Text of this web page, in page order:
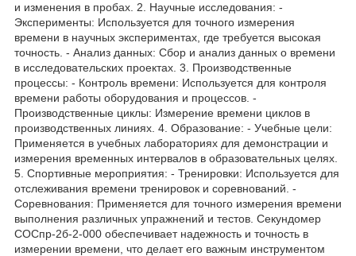
и изменения в пробах. 2. Научные исследования: -
Эксперименты: Используется для точного измерения
времени в научных экспериментах, где требуется высокая
точность. - Анализ данных: Сбор и анализ данных о времени
в исследовательских проектах. 3. Производственные
процессы: - Контроль времени: Используется для контроля
времени работы оборудования и процессов. -
Производственные циклы: Измерение времени циклов в
производственных линиях. 4. Образование: - Учебные цели:
Применяется в учебных лабораториях для демонстрации и
измерения временных интервалов в образовательных целях.
5. Спортивные мероприятия: - Тренировки: Используется для
отслеживания времени тренировок и соревнований. -
Соревнования: Применяется для точного измерения времени
выполнения различных упражнений и тестов. Секундомер
СОСпр-2б-2-000 обеспечивает надежность и точность в
измерении времени, что делает его важным инструментом